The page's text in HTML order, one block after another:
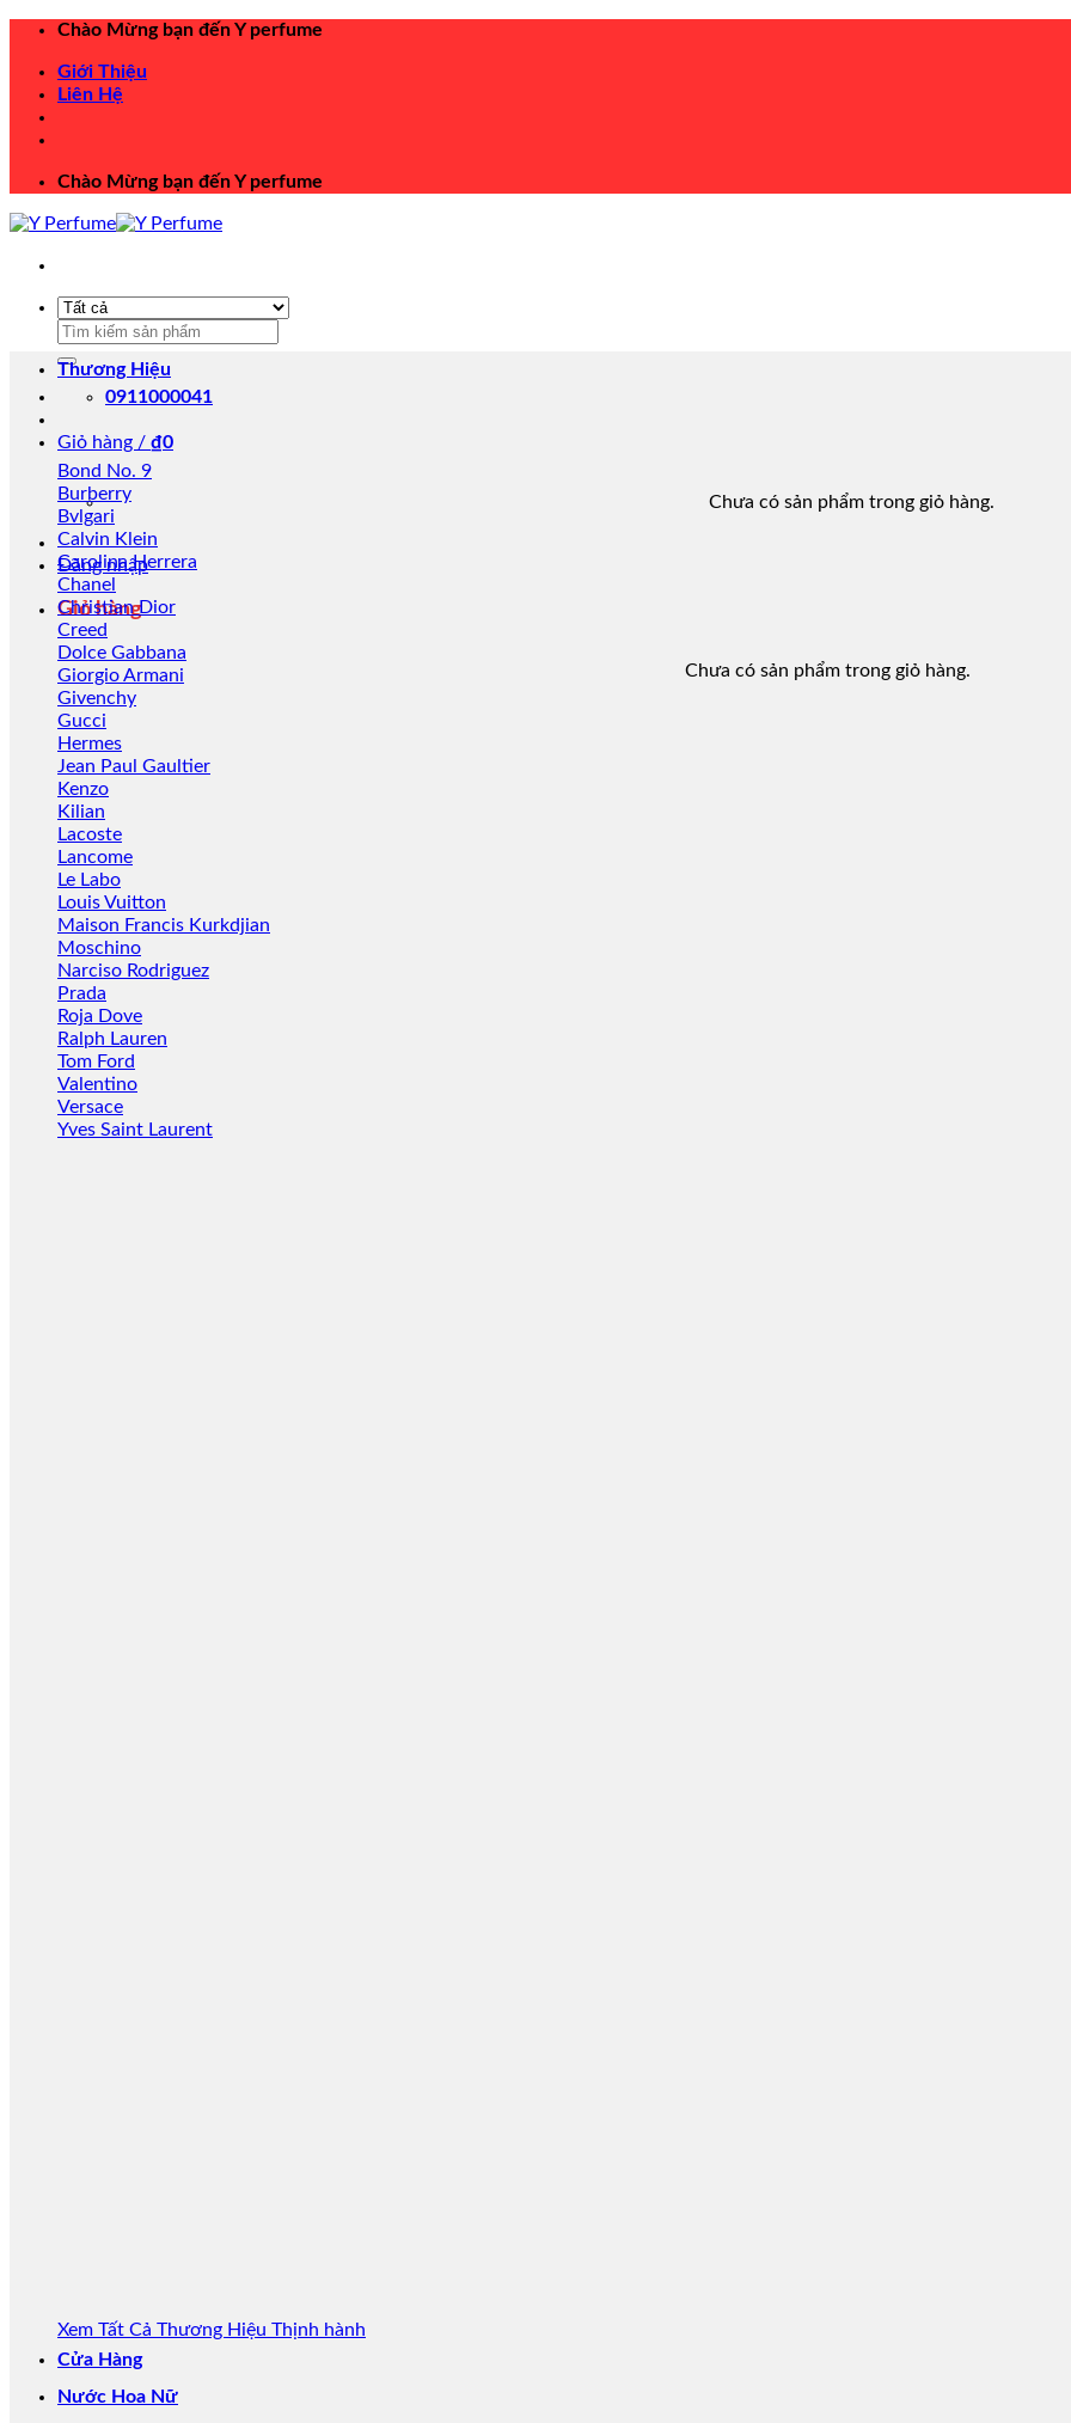
Chuyển
dung
Chào Mừng bạn đến Y perfume
Giới Thiệu
Liên Hệ
Chào Mừng bạn đến Y perfume
Tìm
0911000041
Giỏ hàng / ₫0
Chưa có sản phẩm trong giỏ hàng.
Đăng nhập
Giỏ hàng
Chưa có sản phẩm trong giỏ hàng.
Thương Hiệu
Bond No. 9
Burberry
Bvlgari
Calvin Klein
Carolina Herrera
Chanel
Christian Dior
Creed
Dolce Gabbana
Giorgio Armani
Givenchy
Gucci
Hermes
Jean Paul Gaultier
Kenzo
Kilian
Lacoste
Lancome
Le Labo
Louis Vuitton
Maison Francis Kurkdjian
Moschino
Narciso Rodriguez
Prada
Roja Dove
Ralph Lauren
Tom Ford
Valentino
Versace
Yves Saint Laurent
Xem Tất Cả Thương Hiệu
Cửa Hàng
Nước Hoa Nữ